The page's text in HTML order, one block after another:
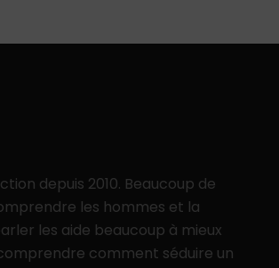
depuis 2010. Beaucoup de
les hommes et la
les aide beaucoup à mieux
comment séduire un